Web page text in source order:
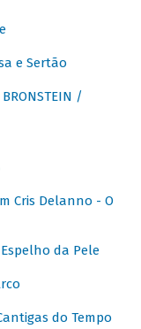
e Sertão
/
Cris Delanno - O
Espelho da Pele
do Tempo